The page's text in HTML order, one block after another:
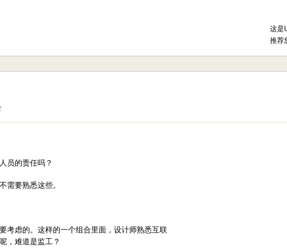
这是
推荐
员的责任吗？
需要熟悉这些。
考虑的。这样的一个组合里面，设计师熟悉互联
，难道是监工？